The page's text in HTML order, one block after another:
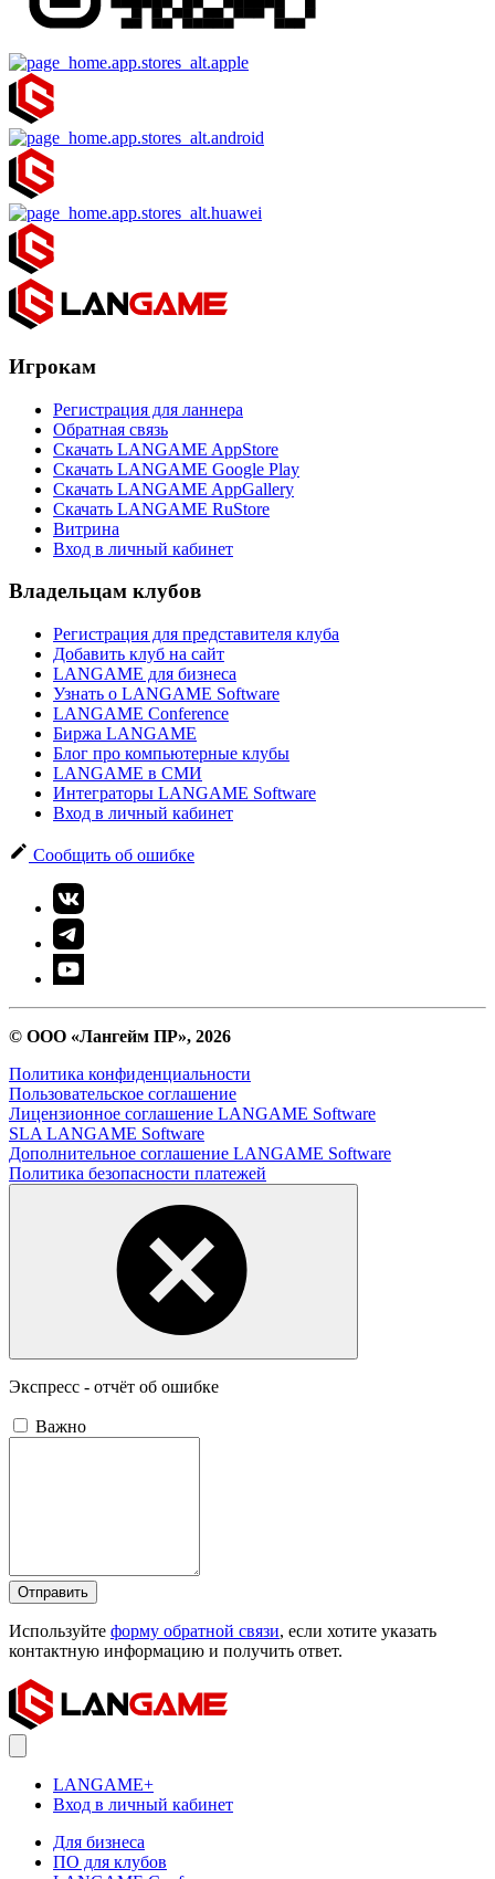
Игрокам
Регистрация для ланнера
Обратная связь
Скачать LANGAME AppStore
Скачать LANGAME Google Play
Скачать LANGAME AppGallery
Скачать LANGAME RuStore
Витрина
Вход в личный кабинет
Владельцам клубов
Регистрация для представителя клуба
Добавить клуб на сайт
LANGAME для бизнеса
Узнать о LANGAME Software
LANGAME Conference
Биржа LANGAME
Блог про компьютерные клубы
LANGAME в СМИ
Интеграторы LANGAME Software
Вход в личный кабинет
Сообщить об ошибке
© ООО «Лангейм ПР», 2026
Политика конфиденциальности
Пользовательское соглашение
Лицензионное соглашение LANGAME Software
SLA LANGAME Software
Дополнительное соглашение LANGAME Software
Политика безопасности платежей
Экспресс - отчёт об ошибке
Важно
Отправить
Используйте форму обратной связи, если хотите указать
контактную информацию и получить ответ.
LANGAME+
Вход в личный кабинет
Для бизнеса
ПО для клубов